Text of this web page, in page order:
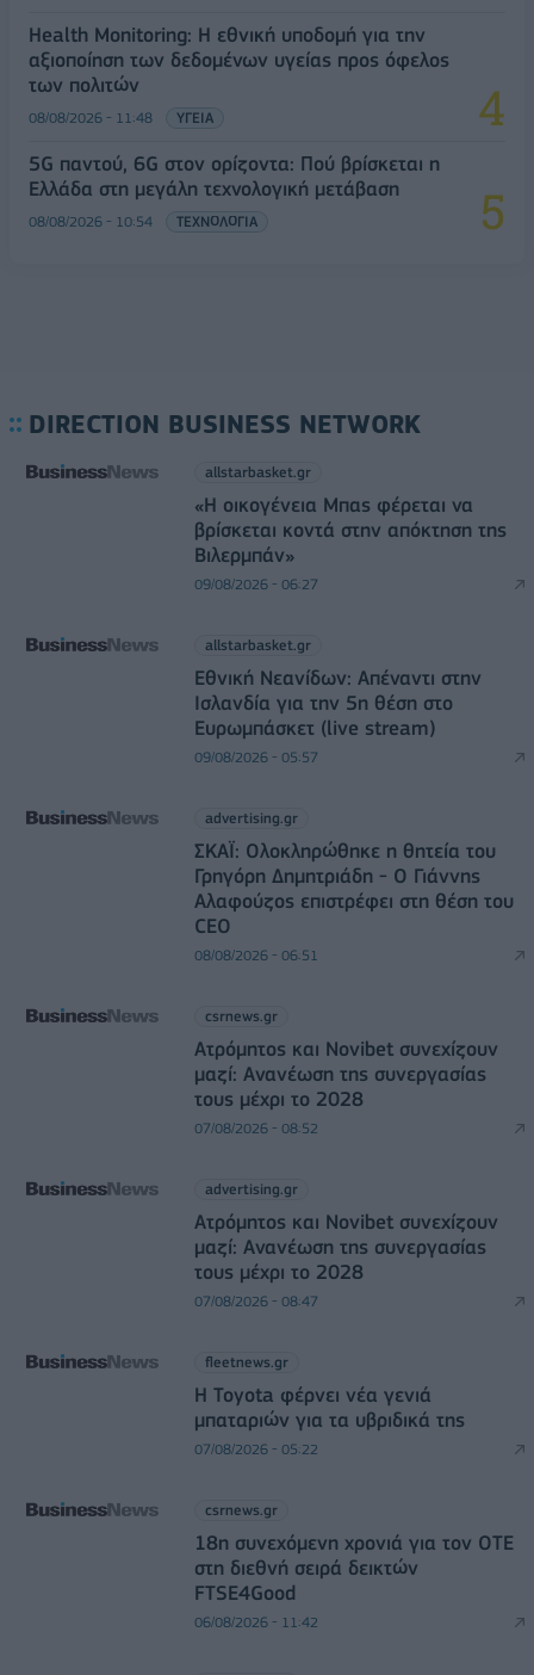
Health Monitoring: Η εθνική υποδομή για την
αξιοποίηση των δεδομένων υγείας προς όφελος
των πολιτών
08/08/2026 - 11:48 ΥΓΕΙΑ
5G παντού, 6G στον ορίζοντα: Πού βρίσκεται η
Ελλάδα στη μεγάλη τεχνολογική μετάβαση
08/08/2026 - 10:54 ΤΕΧΝΟΛΟΓΙΑ
DIRECTION BUSINESS NETWORK
allstarbasket.gr
«Η οικογένεια Μπας φέρεται να
βρίσκεται κοντά στην απόκτηση της
Βιλερμπάν»
09/08/2026 - 06:27
allstarbasket.gr
Εθνική Νεανίδων: Απέναντι στην
Ισλανδία για την 5η θέση στο
Ευρωμπάσκετ (live stream)
09/08/2026 - 05:57
advertising.gr
ΣΚΑΪ: Ολοκληρώθηκε η θητεία του
Γρηγόρη Δημητριάδη - Ο Γιάννης
Αλαφούζος επιστρέφει στη θέση του
CEO
08/08/2026 - 06:51
csrnews.gr
Ατρόμητος και Novibet συνεχίζουν
μαζί: Ανανέωση της συνεργασίας
τους μέχρι το 2028
07/08/2026 - 08:52
advertising.gr
Ατρόμητος και Novibet συνεχίζουν
μαζί: Ανανέωση της συνεργασίας
τους μέχρι το 2028
07/08/2026 - 08:47
fleetnews.gr
Η Toyota φέρνει νέα γενιά
μπαταριών για τα υβριδικά της
07/08/2026 - 05:22
csrnews.gr
18η συνεχόμενη χρονιά για τον ΟΤΕ
στη διεθνή σειρά δεικτών
FTSE4Good
06/08/2026 - 11:42